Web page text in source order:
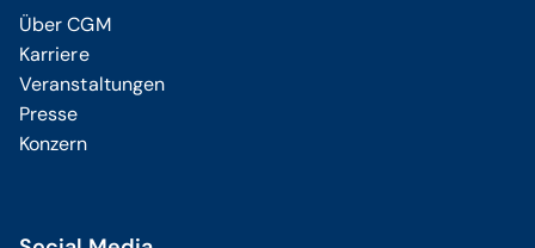
Über CGM
Karriere
Veranstaltungen
Presse
Konzern